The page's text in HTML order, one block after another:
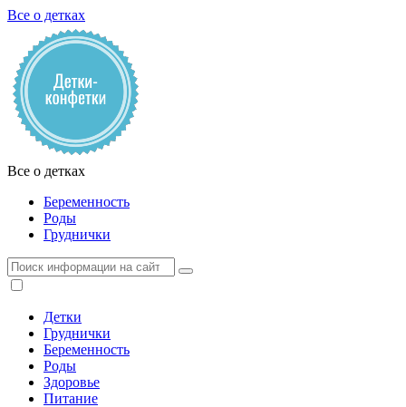
Все о детках
Все о детках
Беременность
Роды
Груднички
Детки
Груднички
Беременность
Роды
Здоровье
Питание